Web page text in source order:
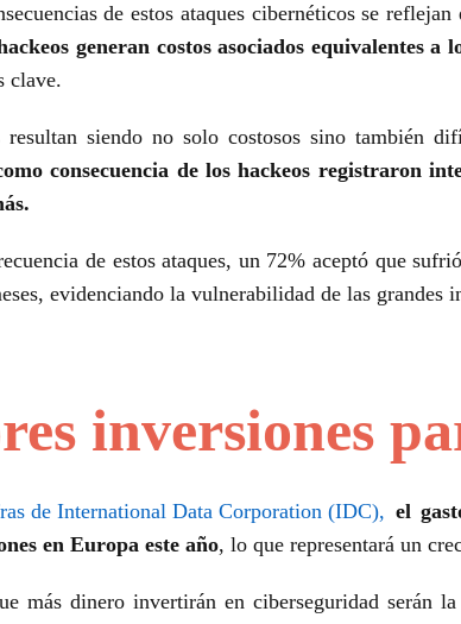
de estos ataques cibernéticos se
generan costos asociados equivalentes a
clave.
resultan siendo no solo costosos sino también
consecuencia de los hackeos registraron
de estos ataques, un 72% aceptó que
evidenciando la vulnerabilidad de las grandes
inversiones
de International Data Corporation (IDC), el
en Europa este año, lo que representará un
más dinero invertirán en ciberseguridad serán